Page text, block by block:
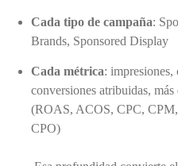
Cada tipo de campaña:
Brands, Sponsored Display
Cada métrica: impresiones,
conversiones atribuidas,
(ROAS, ACOS, CPC,
CPO)